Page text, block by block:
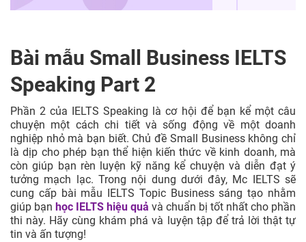
Bài mẫu Small Business IELTS
Speaking Part 2
Phần 2 của IELTS Speaking là cơ hội để bạn kể một câu
chuyện một cách chi tiết và sống động về một doanh
nghiệp nhỏ mà bạn biết. Chủ đề Small Business không chỉ
là dịp cho phép bạn thể hiện kiến thức về kinh doanh, mà
còn giúp bạn rèn luyện kỹ năng kể chuyện và diễn đạt ý
tưởng mạch lạc. Trong nội dung dưới đây, Mc IELTS sẽ
cung cấp bài mẫu IELTS Topic Business sáng tạo nhằm
giúp bạn học IELTS hiệu quả và chuẩn bị tốt nhất cho phần
thi này. Hãy cùng khám phá và luyện tập để trả lời thật tự
tin và ấn tượng!